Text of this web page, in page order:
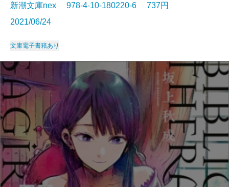
新潮文庫nex 978-4-10-180220-6 737円
2021/06/24
文庫電子書籍あり